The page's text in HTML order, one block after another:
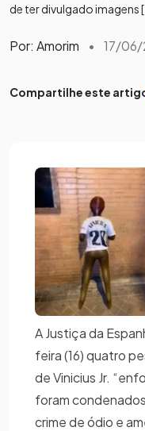
de ter divulgado imagens
Por: Amorim • 17/
Compartilhe este
A Justiça da
feira (16) quatro
de Vinicius Jr.
foram
crime de ódio e